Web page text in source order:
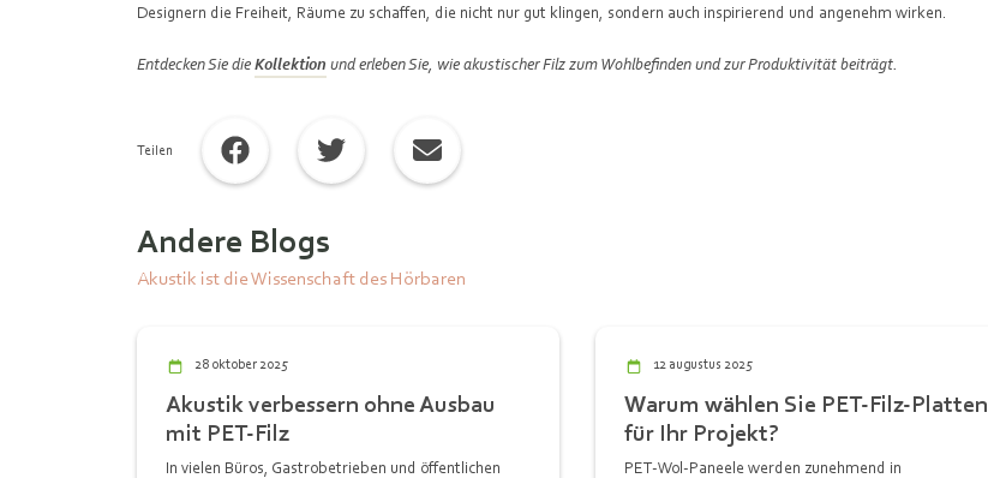
Designern die Freiheit, Räume zu schaffen, die nicht nur gut klingen, sondern auch inspirierend und angenehm wirken.
Entdecken Sie dieKollektion und erleben Sie, wie akustischer Filz zum Wohlbefinden und zur Produktivität beiträgt.
Teilen
Andere Blogs
Akustik ist die Wissenschaft des Hörbaren
28 oktober 2025
Akustik verbessern ohne Ausbau
mit PET-Filz
In vielen Büros, Gastrobetrieben und öffentlichen
12 augustus 2025
Warum wählen Sie PET-Filz-Platten
für Ihr Projekt?
PET-Wol-Paneele werden zunehmend in